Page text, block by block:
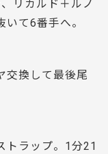
リカルド＋ルノ
て6番手へ。
交換して最後尾
トラップ。1分21